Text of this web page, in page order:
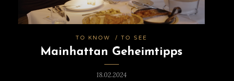
TO KNOW / TO SEE
Mainhattan Geheimtipps
18.02.2024